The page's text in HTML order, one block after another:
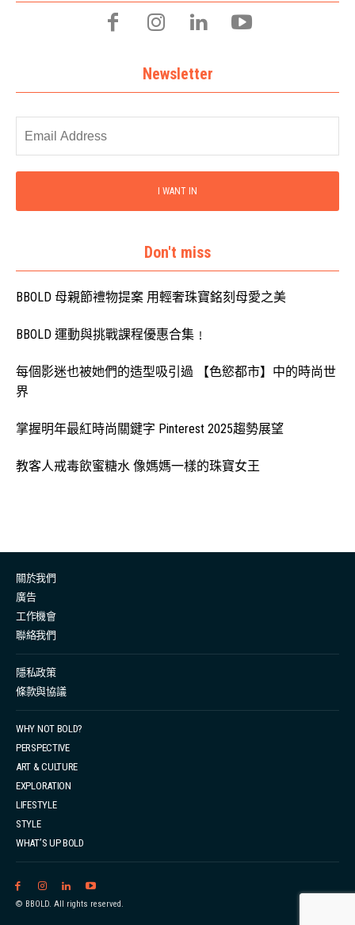
Newsletter
I WANT IN
Don't miss
BBOLD 母親節禮物提案 用輕奢珠寶銘刻母愛之美
BBOLD 運動與挑戰課程優惠合集﹗
每個影迷也被她們的造型吸引過 【色慾都市】中的時尚世
界
掌握明年最紅時尚關鍵字 Pinterest 2025趨勢展望
教客人戒毒飲蜜糖水 像媽媽一樣的珠寶女王
關於我們
廣告
工作機會
聯絡我們
隱私政策
條款與協議
WHY NOT BOLD?
PERSPECTIVE
ART & CULTURE
EXPLORATION
LIFESTYLE
STYLE
WHAT’S UP BOLD
© BBOLD. All rights reserved.